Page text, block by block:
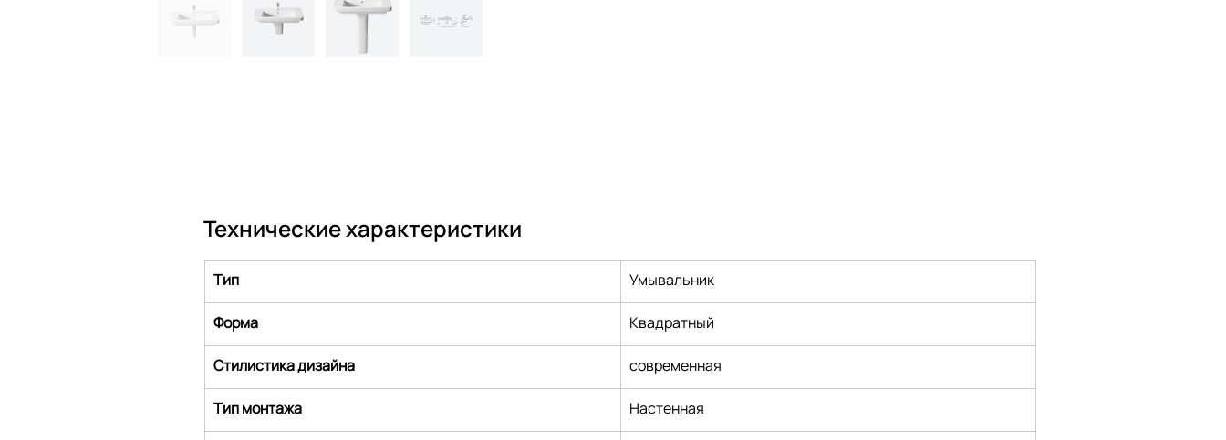
Технические характеристики
Тип Умывальник
Форма Квадратный
Стилистика дизайна cовременная
Тип монтажа Настенная